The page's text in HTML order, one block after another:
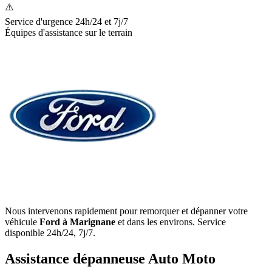
⚠️
Service d'urgence 24h/24 et 7j/7
Équipes d'assistance sur le terrain
Nous intervenons rapidement pour remorquer et dépanner votre
véhicule Ford à Marignane et dans les environs. Service
disponible 24h/24, 7j/7.
Assistance dépanneuse Auto Moto